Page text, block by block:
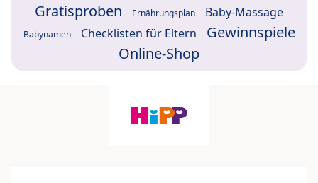
Gratisproben Ernährungsplan Baby-Massage
Babynamen Checklisten für Eltern
Gewinnspiele
Online-Shop